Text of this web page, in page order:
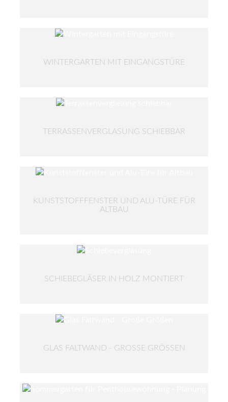
WINTERGARTEN MIT EINGANGSTÜRE
TERRASSENVERGLASUNG SCHIEBBAR
KUNSTSTOFFFENSTER UND ALU-TÜRE FÜR
ALTBAU
SCHIEBEGLÄSER IN HOLZ MONTIERT
GLAS FALTWAND - GROSSE GRÖSSEN